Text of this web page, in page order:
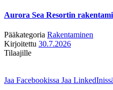
Aurora Sea Resortin
Pääkategoria Rakentaminen
Kirjoitettu 30.7.2026
Tilaajille
Jaa Facebookissa Jaa